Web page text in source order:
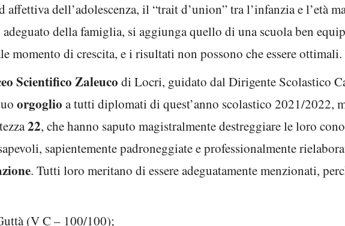
affettiva dell’adolescenza, il “trait d’union” tra l’infanzia e l’età
della famiglia, si aggiunga quello di una scuola ben
momento di crescita, e i risultati non possono che essere ottimali.
Scientifico Zaleuco di Locri, guidato dal Dirigente Scolastico
orgoglio a tutti diplomati di quest’anno scolastico 2021/2022,
22, che hanno saputo magistralmente destreggiare le loro
sapientemente padroneggiate e professionalmente
. Tutti loro meritano di essere adeguatamente menzionati,
(V C – 100/100);